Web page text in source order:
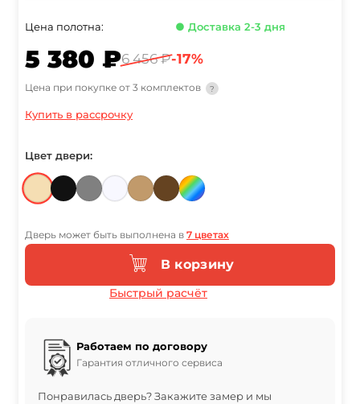
Цена полотна: ● Доставка 2-3 дня
5 380 ₽6 456 ₽-17%
Цена при покупке от 3 комплектов ?
Купить в рассрочку
Цвет двери:
Дверь может быть выполнена в 7 цветах
В корзину
Быстрый расчёт
Работаем по договору
Гарантия отличного сервиса
Понравилась дверь? Закажите замер и мы